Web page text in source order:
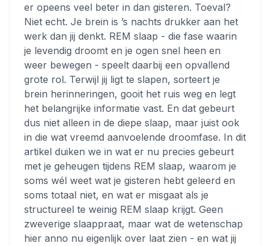
er opeens veel beter in dan gisteren. Toeval?
Niet echt. Je brein is ’s nachts drukker aan het
werk dan jij denkt. REM slaap - die fase waarin
je levendig droomt en je ogen snel heen en
weer bewegen - speelt daarbij een opvallend
grote rol. Terwijl jij ligt te slapen, sorteert je
brein herinneringen, gooit het ruis weg en legt
het belangrijke informatie vast. En dat gebeurt
dus niet alleen in de diepe slaap, maar juist ook
in die wat vreemd aanvoelende droomfase. In dit
artikel duiken we in wat er nu precies gebeurt
met je geheugen tijdens REM slaap, waarom je
soms wél weet wat je gisteren hebt geleerd en
soms totaal niet, en wat er misgaat als je
structureel te weinig REM slaap krijgt. Geen
zweverige slaappraat, maar wat de wetenschap
hier anno nu eigenlijk over laat zien - en wat jij